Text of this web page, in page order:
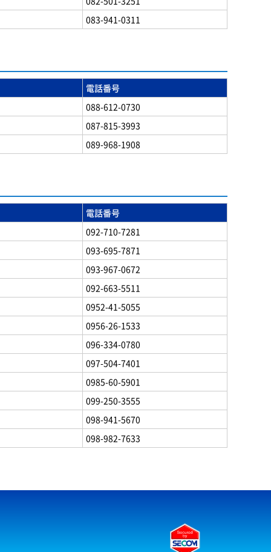
083-941-0311
電話番号
088-612-0730
087-815-3993
089-968-1908
電話番号
092-710-7281
093-695-7871
093-967-0672
092-663-5511
0952-41-5055
0956-26-1533
096-334-0780
097-504-7401
0985-60-5901
099-250-3555
098-941-5670
098-982-7633